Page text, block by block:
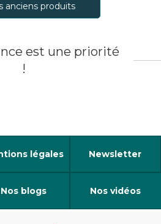
anciens produits
est une priorité
!
légales Newsletter
Nos blogs Nos vidéos